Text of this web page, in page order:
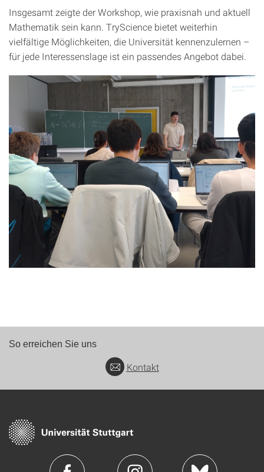
Insgesamt zeigte der Workshop, wie praxisnah und aktuell
Mathematik sein kann. TryScience bietet weiterhin
vielfältige Möglichkeiten, die Universität kennenzulernen –
für jede Interessenslage ist ein passendes Angebot dabei.
So erreichen Sie uns
Kontakt